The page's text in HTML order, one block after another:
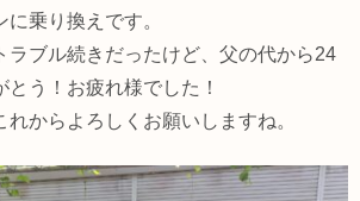
乗り換えです。
ラブル続きだったけど、父の代から24
う！お疲れ様でした！
れからよろしくお願いしますね。